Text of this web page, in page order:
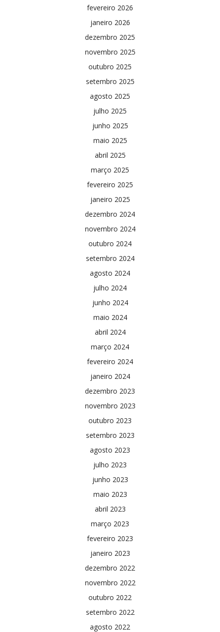
fevereiro 2026
janeiro 2026
dezembro 2025
novembro 2025
outubro 2025
setembro 2025
agosto 2025
julho 2025
junho 2025
maio 2025
abril 2025
março 2025
fevereiro 2025
janeiro 2025
dezembro 2024
novembro 2024
outubro 2024
setembro 2024
agosto 2024
julho 2024
junho 2024
maio 2024
abril 2024
março 2024
fevereiro 2024
janeiro 2024
dezembro 2023
novembro 2023
outubro 2023
setembro 2023
agosto 2023
julho 2023
junho 2023
maio 2023
abril 2023
março 2023
fevereiro 2023
janeiro 2023
dezembro 2022
novembro 2022
outubro 2022
setembro 2022
agosto 2022